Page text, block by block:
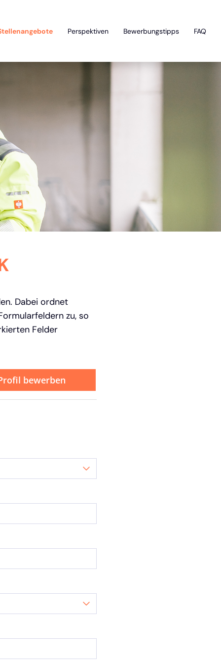
Perspektiven Bewerbungstipps FAQ
Dabei ordnet
zu, so
Felder
bewerben